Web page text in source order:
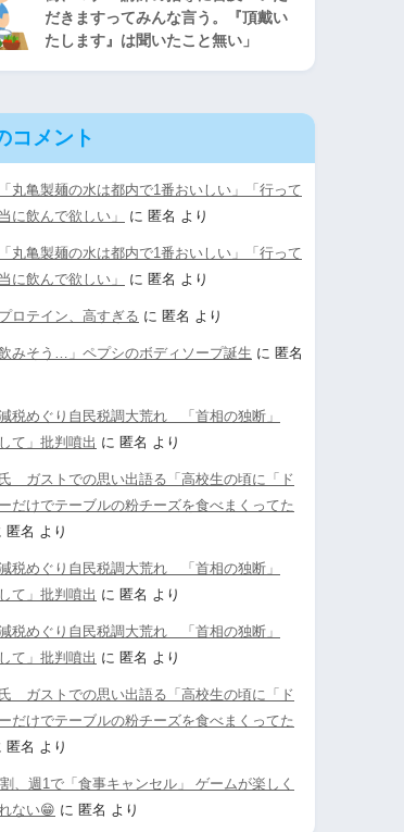
だきますってみんな言う。『頂戴い
たします』は聞いたこと無い」
コメント
丸亀製麺の水は都内で1番おいしい」「行って
に飲んで欲しい」
に 匿名 より
丸亀製麺の水は都内で1番おいしい」「行って
に飲んで欲しい」
に 匿名 より
ロテイン、高すぎる に 匿名 より
飲みそう…」ペプシのボディソープ誕生 に 匿名
税めぐり自民税調大荒れ 「首相の独断」
て」批判噴出 に 匿名 より
ガストでの思い出語る「高校生の頃に「ド
だけでテーブルの粉チーズを食べまくってた
匿名 より
税めぐり自民税調大荒れ 「首相の独断」
て」批判噴出 に 匿名 より
税めぐり自民税調大荒れ 「首相の独断」
て」批判噴出 に 匿名 より
ガストでの思い出語る「高校生の頃に「ド
だけでテーブルの粉チーズを食べまくってた
匿名 より
、週1で「食事キャンセル」 ゲームが楽しく
ない😁 に 匿名 より